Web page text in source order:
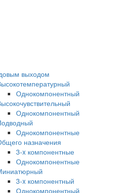
выходом
Однокомпонентный
Однокомпонентный
Однокомпонентные
назначения
3-x компонентные
Однокомпонентные
3-x компонентный
Однокомпонентный